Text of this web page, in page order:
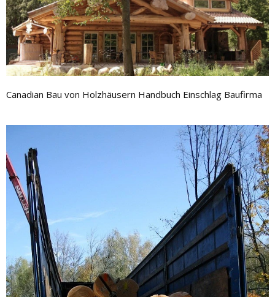
Canadian Bau von Holzhäusern Handbuch Einschlag Baufirma